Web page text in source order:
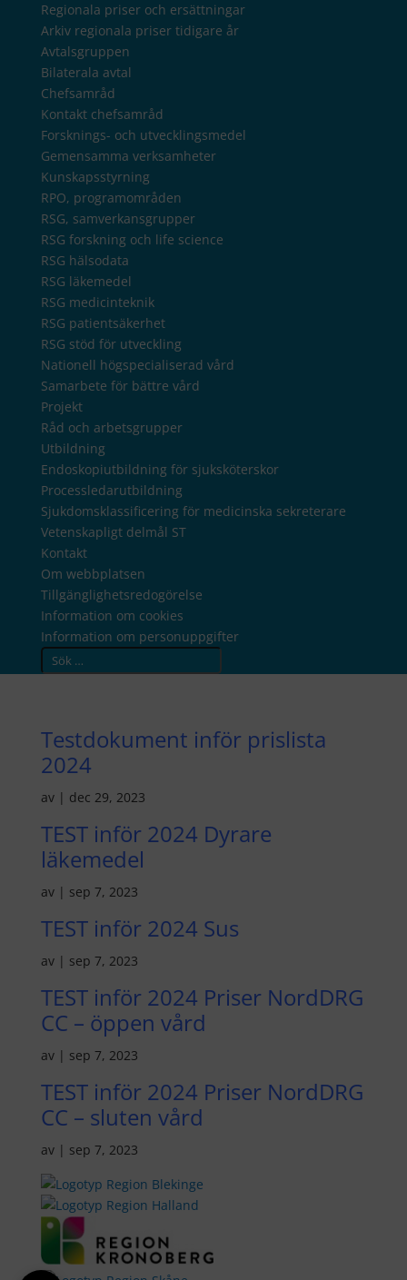
Regionala priser och ersättningar
Arkiv regionala priser tidigare år
Avtalsgruppen
Bilaterala avtal
Chefsamråd
Kontakt chefsamråd
Forsknings- och utvecklingsmedel
Gemensamma verksamheter
Kunskapsstyrning
RPO, programområden
RSG, samverkansgrupper
RSG forskning och life science
RSG hälsodata
RSG läkemedel
RSG medicinteknik
RSG patientsäkerhet
RSG stöd för utveckling
Nationell högspecialiserad vård
Samarbete för bättre vård
Projekt
Råd och arbetsgrupper
Utbildning
Endoskopiutbildning för sjuksköterskor
Processledarutbildning
Sjukdomsklassificering för medicinska sekreterare
Vetenskapligt delmål ST
Kontakt
Om webbplatsen
Tillgänglighetsredogörelse
Information om cookies
Information om personuppgifter
Testdokument inför prislista
2024
av | dec 29, 2023
TEST inför 2024 Dyrare
läkemedel
av | sep 7, 2023
TEST inför 2024 Sus
av | sep 7, 2023
TEST inför 2024 Priser NordDRG
CC – öppen vård
av | sep 7, 2023
TEST inför 2024 Priser NordDRG
CC – sluten vård
av | sep 7, 2023